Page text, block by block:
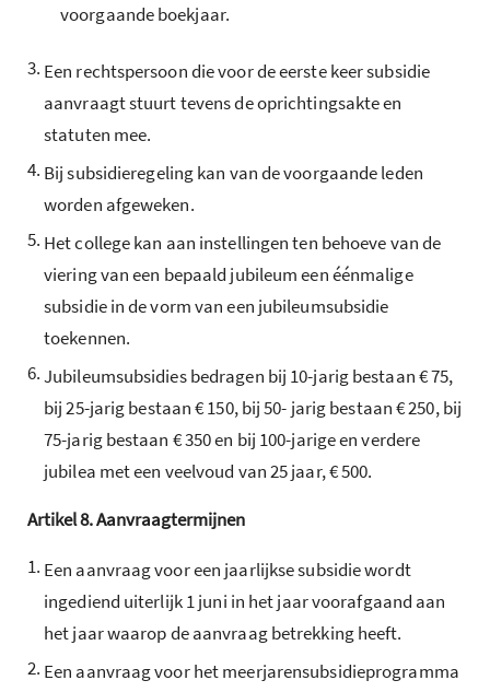
voorgaande boekjaar.
3. Een rechtspersoon die voor de eerste keer subsidie
aanvraagt stuurt tevens de oprichtingsakte en
statuten mee.
4. Bij subsidieregeling kan van de voorgaande leden
worden afgeweken.
5. Het college kan aan instellingen ten behoeve van de
viering van een bepaald jubileum een éénmalige
subsidie in de vorm van een jubileumsubsidie
toekennen.
6.Jubileumsubsidies bedragen bij 10-jarig bestaan € 75,
bij 25-jarig bestaan € 150, bij 50- jarig bestaan € 250, bij
75-jarig bestaan € 350 en bij 100-jarige en verdere
jubilea met een veelvoud van 25 jaar, € 500.
Artikel8.Aanvraagtermijnen
1. Een aanvraag voor een jaarlijkse subsidie wordt
ingediend uiterlijk 1 juni in het jaar voorafgaand aan
het jaar waarop de aanvraag betrekking heeft.
2. Een aanvraag voor het meerjarensubsidieprogramma